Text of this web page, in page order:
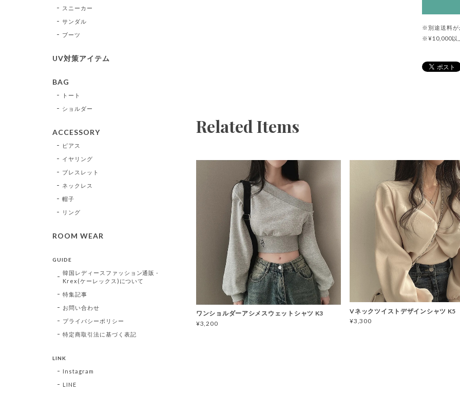
※別途送料が
※¥10,000以
Related Items
ワンショルダーアシメスウェットシャツ K3
¥3,200
Vネックツイストデザインシャツ K5
¥3,300
スニーカー
サンダル
ブーツ
UV対策アイテム
BAG
トート
ショルダー
ACCESSORY
ピアス
イヤリング
ブレスレット
ネックレス
帽子
リング
ROOM WEAR
GUIDE
韓国レディースファッション通販 -
Krex(ケーレックス)について
特集記事
お問い合わせ
プライバシーポリシー
特定商取引法に基づく表記
LINK
Instagram
LINE